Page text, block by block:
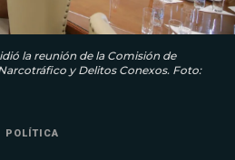
la reunión de la Comisión de
y Delitos Conexos. Foto:
POLÍTICA